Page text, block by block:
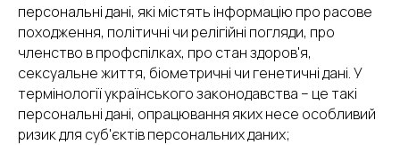
персональні дані, які містять інформацію про расове
походження, політичні чи релігійні погляди, про
членство в профспілках, про стан здоров'я,
сексуальне життя, біометричні чи генетичні дані. У
термінології українського законодавства – це такі
персональні дані, опрацювання яких несе особливий
ризик для суб'єктів персональних даних;